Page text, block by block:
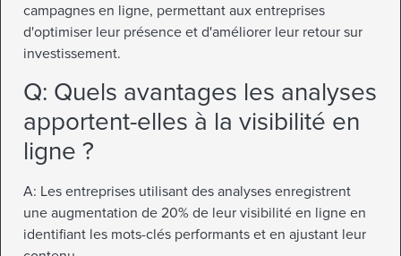
campagnes en ligne, permettant aux entreprises
d'optimiser leur présence et d'améliorer leur retour sur
investissement.
Q: Quels avantages les analyses
apportent-elles à la visibilité en
ligne ?
A: Les entreprises utilisant des analyses enregistrent
une augmentation de 20% de leur visibilité en ligne en
identifiant les mots-clés performants et en ajustant leur